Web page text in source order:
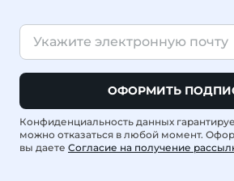
ОФОРМИТЬ
Конфиденциальность данных
можно отказаться в любой момент.
вы даете Согласие на получение